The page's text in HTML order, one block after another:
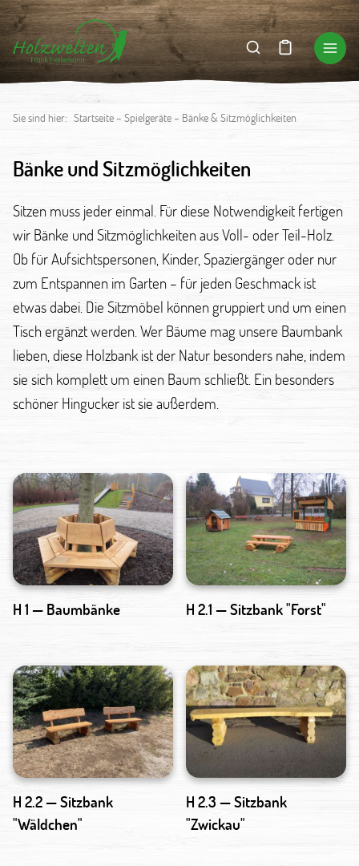
Sie sind hier: Startseite– Spielgeräte– Bänke & Sitzmöglichkeiten
Bänke und Sitzmöglichkeiten
Sitzen muss jeder einmal. Für diese Notwendigkeit fertigen
wir Bänke und Sitzmöglichkeiten aus Voll- oder Teil-Holz.
Ob für Aufsichtspersonen, Kinder, Spaziergänger oder nur
zum Entspannen im Garten – für jeden Geschmack ist
etwas dabei. Die Sitzmöbel können gruppiert und um einen
Tisch ergänzt werden. Wer Bäume mag unsere Baumbank
lieben, diese Holzbank ist der Natur besonders nahe, indem
sie sich komplett um einen Baum schließt. Ein besonders
schöner Hingucker ist sie außerdem.
H 1 — Baumbänke H 2.1 — Sitzbank "Forst"
H 2.2 — Sitzbank
"Wäldchen"
H 2.3 — Sitzbank
"Zwickau"